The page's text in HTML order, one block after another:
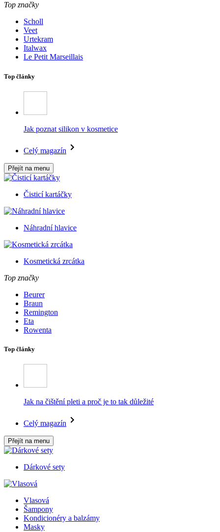
Top značky
Scholl
Veet
Urtekram
Italwax
Le Petit Marseillais
Top články
Jak poznat silikon v kosmetice
Celý magazín
Přejít na menu
Čisticí kartáčky
Náhradní hlavice
Kosmetická zrcátka
Top značky
Beurer
Braun
Remington
Eta
Rowenta
Top články
Jak na čištění pleti a proč je to tak důležité
Celý magazín
Přejít na menu
Dárkové sety
Vlasová
Šampony
Kondicionéry a balzámy
Masky